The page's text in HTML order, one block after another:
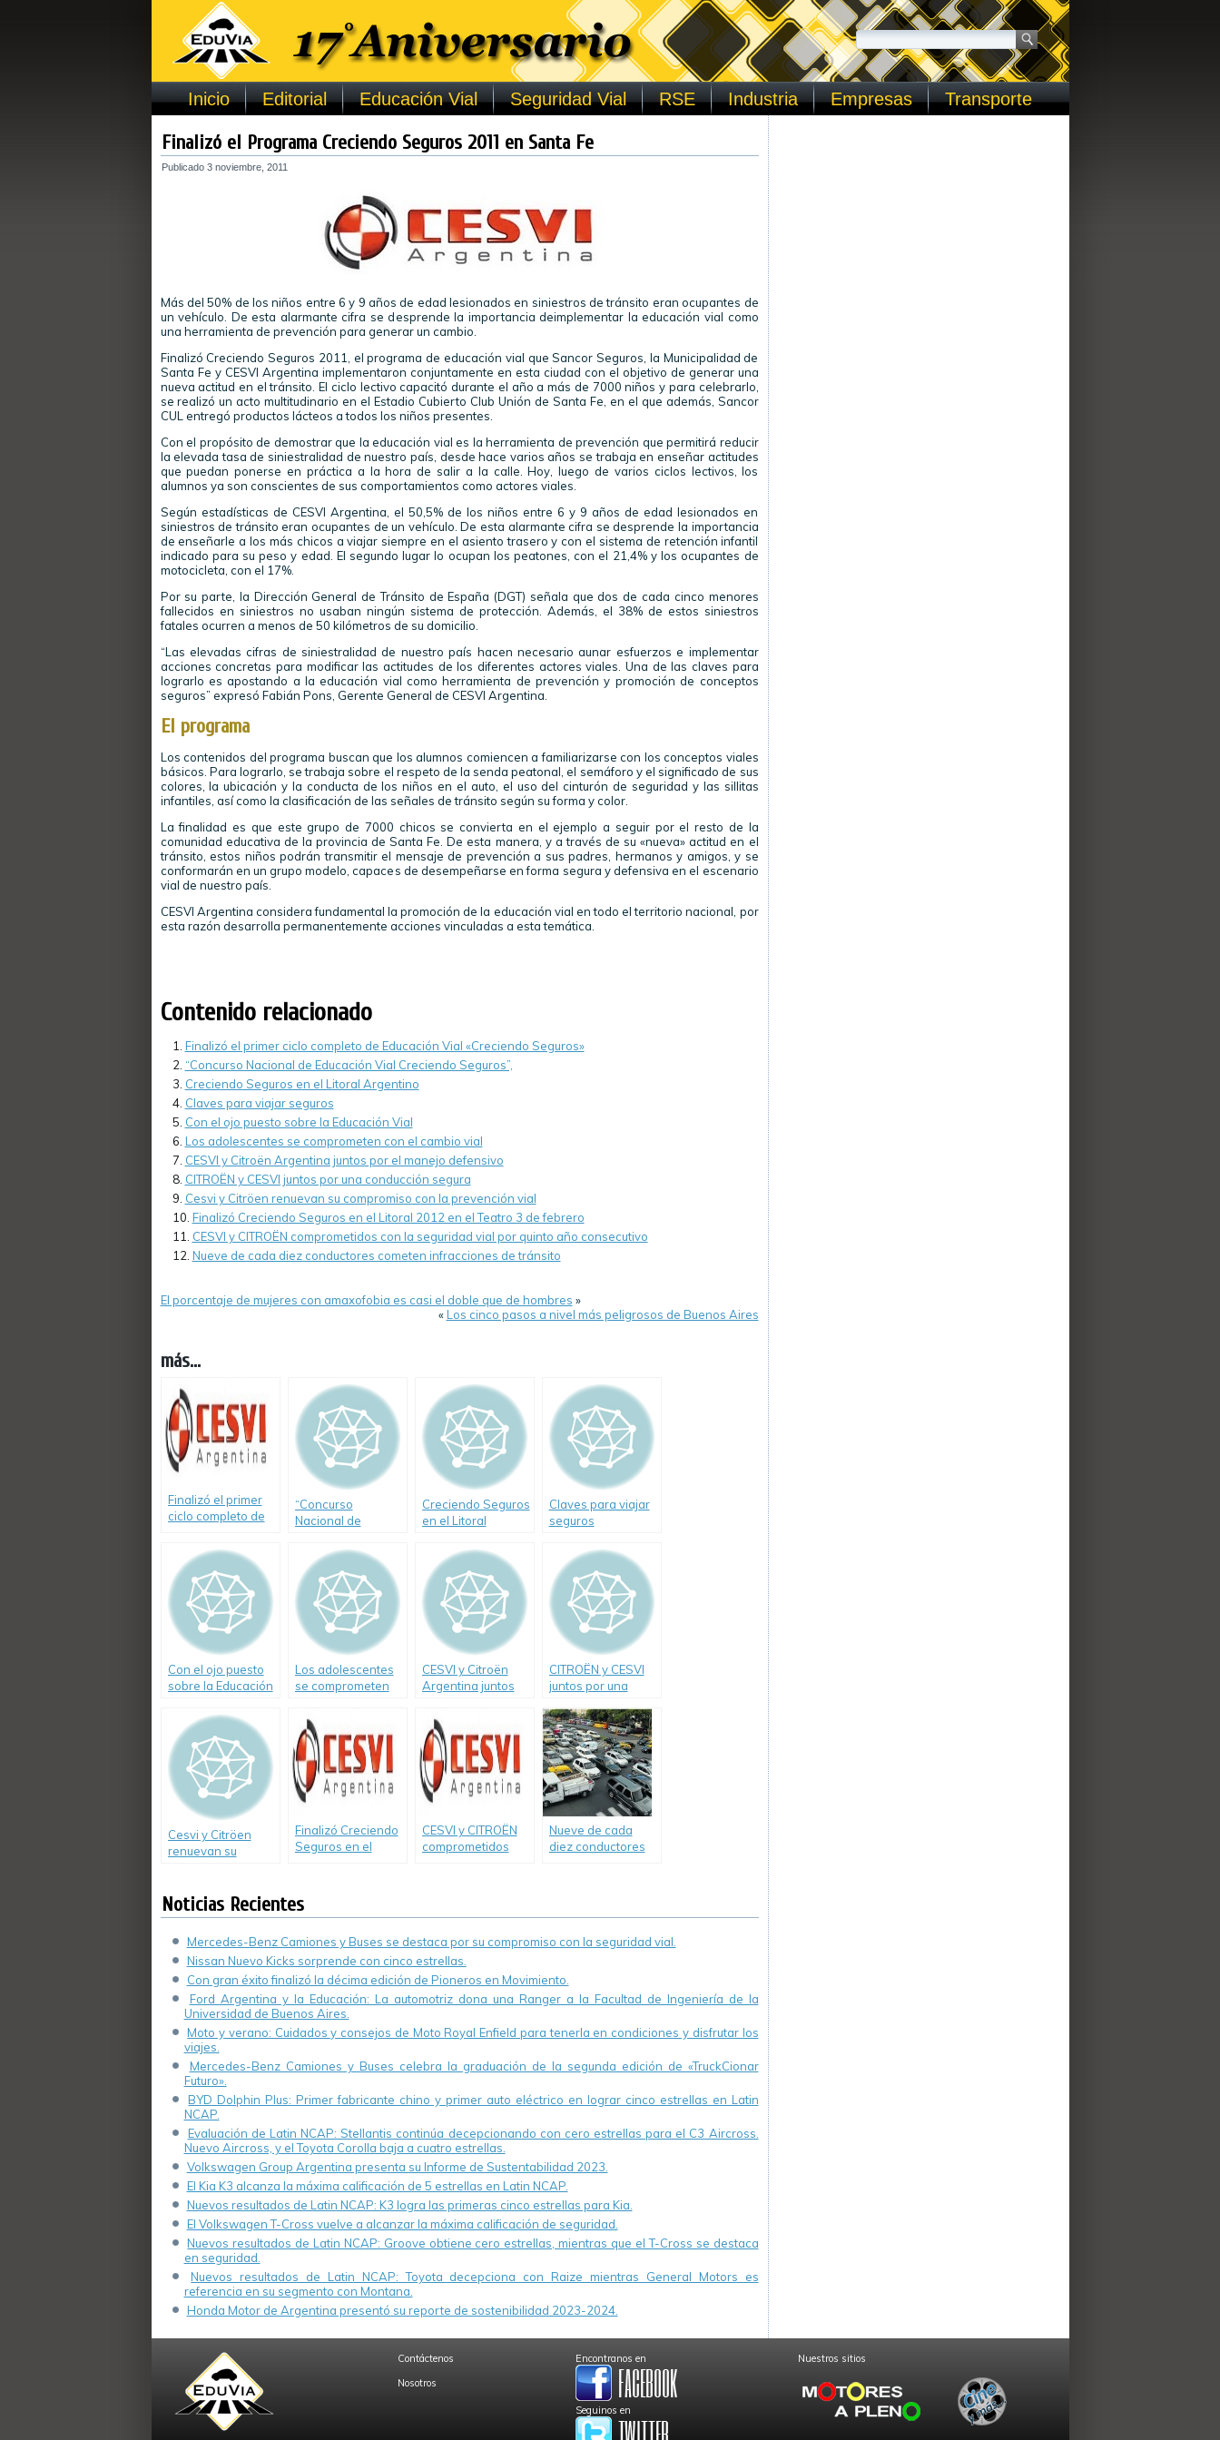
Inicio Editorial Educación Vial Seguridad Vial RSE Industria Empresas Transporte
Finalizó el Programa Creciendo Seguros 2011 en Santa Fe
Publicado 3 noviembre, 2011
Más del 50% de los niños entre 6 y 9 años de edad lesionados en siniestros de tránsito eran ocupantes de
un vehículo. De esta alarmante cifra se desprende la importancia deimplementar la educación vial como
una herramienta de prevención para generar un cambio.
Finalizó Creciendo Seguros 2011, el programa de educación vial que Sancor Seguros, la Municipalidad de
Santa Fe y CESVI Argentina implementaron conjuntamente en esta ciudad con el objetivo de generar una
nueva actitud en el tránsito. El ciclo lectivo capacitó durante el año a más de 7000 niños y para celebrarlo,
se realizó un acto multitudinario en el Estadio Cubierto Club Unión de Santa Fe, en el que además, Sancor
CUL entregó productos lácteos a todos los niños presentes.
Con el propósito de demostrar que la educación vial es la herramienta de prevención que permitirá reducir
la elevada tasa de siniestralidad de nuestro país, desde hace varios años se trabaja en enseñar actitudes
que puedan ponerse en práctica a la hora de salir a la calle. Hoy, luego de varios ciclos lectivos, los
alumnos ya son conscientes de sus comportamientos como actores viales.
Según estadísticas de CESVI Argentina, el 50,5% de los niños entre 6 y 9 años de edad lesionados en
siniestros de tránsito eran ocupantes de un vehículo. De esta alarmante cifra se desprende la importancia
de enseñarle a los más chicos a viajar siempre en el asiento trasero y con el sistema de retención infantil
indicado para su peso y edad. El segundo lugar lo ocupan los peatones, con el 21,4% y los ocupantes de
motocicleta, con el 17%.
Por su parte, la Dirección General de Tránsito de España (DGT) señala que dos de cada cinco menores
fallecidos en siniestros no usaban ningún sistema de protección. Además, el 38% de estos siniestros
fatales ocurren a menos de 50 kilómetros de su domicilio.
“Las elevadas cifras de siniestralidad de nuestro país hacen necesario aunar esfuerzos e implementar
acciones concretas para modificar las actitudes de los diferentes actores viales. Una de las claves para
lograrlo es apostando a la educación vial como herramienta de prevención y promoción de conceptos
seguros” expresó Fabián Pons, Gerente General de CESVI Argentina.
El programa
Los contenidos del programa buscan que los alumnos comiencen a familiarizarse con los conceptos viales
básicos. Para lograrlo, se trabaja sobre el respeto de la senda peatonal, el semáforo y el significado de sus
colores, la ubicación y la conducta de los niños en el auto, el uso del cinturón de seguridad y las sillitas
infantiles, así como la clasificación de las señales de tránsito según su forma y color.
La finalidad es que este grupo de 7000 chicos se convierta en el ejemplo a seguir por el resto de la
comunidad educativa de la provincia de Santa Fe. De esta manera, y a través de su «nueva» actitud en el
tránsito, estos niños podrán transmitir el mensaje de prevención a sus padres, hermanos y amigos, y se
conformarán en un grupo modelo, capaces de desempeñarse en forma segura y defensiva en el escenario
vial de nuestro país.
CESVI Argentina considera fundamental la promoción de la educación vial en todo el territorio nacional, por
esta razón desarrolla permanentemente acciones vinculadas a esta temática.
Contenido relacionado
Finalizó el primer ciclo completo de Educación Vial «Creciendo Seguros»
“Concurso Nacional de Educación Vial Creciendo Seguros”,
Creciendo Seguros en el Litoral Argentino
Claves para viajar seguros
Con el ojo puesto sobre la Educación Vial
Los adolescentes se comprometen con el cambio vial
CESVI y Citroën Argentina juntos por el manejo defensivo
CITROËN y CESVI juntos por una conducción segura
Cesvi y Citröen renuevan su compromiso con la prevención vial
Finalizó Creciendo Seguros en el Litoral 2012 en el Teatro 3 de febrero
CESVI y CITROËN comprometidos con la seguridad vial por quinto año consecutivo
Nueve de cada diez conductores cometen infracciones de tránsito
El porcentaje de mujeres con amaxofobia es casi el doble que de hombres »
«Los cinco pasos a nivel más peligrosos de Buenos Aires
más...
Finalizó el primer
ciclo completo de
«Creciendo
Seguros»
“Concurso
Nacional de
Creciendo
Seguros”,
Creciendo Seguros
en el Litoral
Claves para viajar
seguros
Con el ojo puesto
sobre la Educación
Los adolescentes
se comprometen
CESVI y Citroën
Argentina juntos
defensivo
CITROËN y CESVI
juntos por una
Cesvi y Citröen
renuevan su
Finalizó Creciendo
Seguros en el
CESVI y CITROËN
comprometidos
Nueve de cada
diez conductores
Noticias Recientes
Mercedes-Benz Camiones y Buses se destaca por su compromiso con la seguridad vial.
Nissan Nuevo Kicks sorprende con cinco estrellas.
Con gran éxito finalizó la décima edición de Pioneros en Movimiento.
Ford Argentina y la Educación: La automotriz dona una Ranger a la Facultad de Ingeniería de la
Universidad de Buenos Aires.
Moto y verano: Cuidados y consejos de Moto Royal Enfield para tenerla en condiciones y disfrutar los
viajes.
Mercedes-Benz Camiones y Buses celebra la graduación de la segunda edición de «TruckCionar
Futuro».
BYD Dolphin Plus: Primer fabricante chino y primer auto eléctrico en lograr cinco estrellas en Latin
NCAP.
Evaluación de Latin NCAP: Stellantis continúa decepcionando con cero estrellas para el C3 Aircross.
Nuevo Aircross, y el Toyota Corolla baja a cuatro estrellas.
Volkswagen Group Argentina presenta su Informe de Sustentabilidad 2023.
El Kia K3 alcanza la máxima calificación de 5 estrellas en Latin NCAP.
Nuevos resultados de Latin NCAP: K3 logra las primeras cinco estrellas para Kia.
El Volkswagen T-Cross vuelve a alcanzar la máxima calificación de seguridad.
Nuevos resultados de Latin NCAP: Groove obtiene cero estrellas, mientras que el T-Cross se destaca
en seguridad.
Nuevos resultados de Latin NCAP: Toyota decepciona con Raize mientras General Motors es
referencia en su segmento con Montana.
Honda Motor de Argentina presentó su reporte de sostenibilidad 2023-2024.
Contáctenos
Nosotros
Encontranos en
Seguinos en
Nuestros sitios